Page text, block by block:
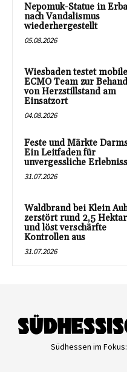
Nepomuk-Statue in
nach Vandalismus
wiederhergestellt
05.08.2026
Wiesbaden testet
ECMO Team zur
von Herzstillstand am
Einsatzort
04.08.2026
Feste und Märkte
Ein Leitfaden für
unvergessliche
31.07.2026
Waldbrand bei Klein
zerstört rund 2,5
und löst verschärfte
Kontrollen aus
31.07.2026
Südhessen im